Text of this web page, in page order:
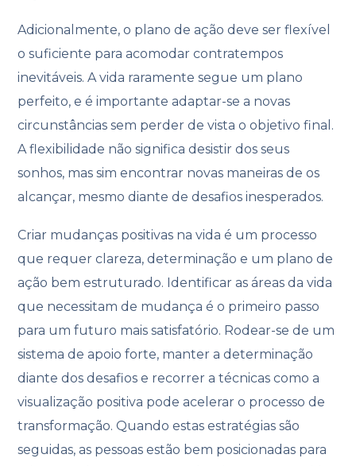
Adicionalmente, o plano de ação deve ser flexível
o suficiente para acomodar contratempos
inevitáveis. A vida raramente segue um plano
perfeito, e é importante adaptar-se a novas
circunstâncias sem perder de vista o objetivo final.
A flexibilidade não significa desistir dos seus
sonhos, mas sim encontrar novas maneiras de os
alcançar, mesmo diante de desafios inesperados.
Criar mudanças positivas na vida é um processo
que requer clareza, determinação e um plano de
ação bem estruturado. Identificar as áreas da vida
que necessitam de mudança é o primeiro passo
para um futuro mais satisfatório. Rodear-se de um
sistema de apoio forte, manter a determinação
diante dos desafios e recorrer a técnicas como a
visualização positiva pode acelerar o processo de
transformação. Quando estas estratégias são
seguidas, as pessoas estão bem posicionadas para